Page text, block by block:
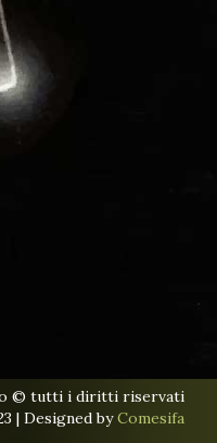
© tutti i diritti riservati
| Designed byComesifa